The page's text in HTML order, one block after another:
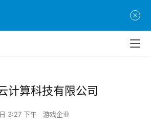
计算科技有限公司
3:27 下午 游戏企业